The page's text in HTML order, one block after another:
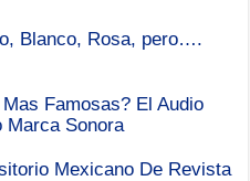
Blanco, Rosa, pero….
Famosas? El Audio
Marca Sonora
Mexicano De Revista